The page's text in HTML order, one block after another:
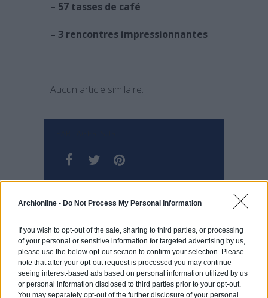
Archionline - Do Not Process My Personal Information
If you wish to opt-out of the sale, sharing to third parties, or processing
of your personal or sensitive information for targeted advertising by us,
please use the below opt-out section to confirm your selection. Please
note that after your opt-out request is processed you may continue
seeing interest-based ads based on personal information utilized by us
or personal information disclosed to third parties prior to your opt-out.
You may separately opt-out of the further disclosure of your personal
– 57 tasses de café
– 3 rencontres impressionnantes
Aucun article similaire.
Une maison de luxe construite à Singapour !
Les trois maisons insolites de la semaine !